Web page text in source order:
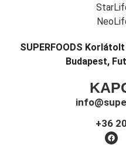
SUPERFOODS
Budapest,
+36